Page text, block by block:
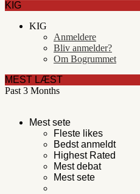
KIG
KIG
Anmeldere
Bliv anmelder?
Om Bogrummet
MEST LÆST
Past 3 Months
Mest sete
Fleste likes
Bedst anmeldt
Highest Rated
Mest debat
Mest sete